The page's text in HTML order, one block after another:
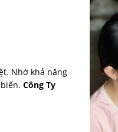
Nhờ khả năng
Công Ty